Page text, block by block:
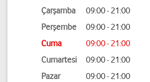
Çarşamba
09:00 - 21:00
Perşembe
09:00 - 21:00
Cuma
09:00 - 21:00
Cumartesi
09:00 - 21:00
Pazar
09:00 - 21:00